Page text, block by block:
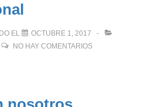
EL
OCTUBRE 1, 2017
NO HAY COMENTARIOS